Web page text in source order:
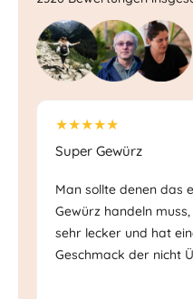
★★★★★
Super Gewürz
Man sollte denen das
Gewürz handeln
sehr lecker und hat
Geschmack der nicht